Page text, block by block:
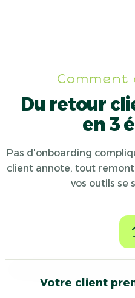
Comment
Du retour
en 3
Pas d'onboarding
client annote, tout
vos outils se
Votre client